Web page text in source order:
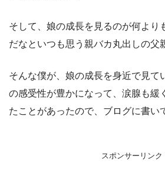
そして、娘の成長を見るのが何より
だなといつも思う親バカ丸出しの父
そんな僕が、娘の成長を身近で見て
の感受性が豊かになって、涙腺も緩
たことがあったので、ブログに書い
スポンサーリンク